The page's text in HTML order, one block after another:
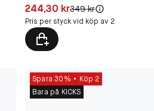
Pris: 244,30 kr
244,30 krOriginal pris:
349 kr
Pris per styck vid köp av 2
Spara 30%
Köp 2
Bara på KICKS